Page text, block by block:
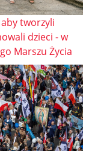
tworzyli
dzieci - w
Marszu Życia